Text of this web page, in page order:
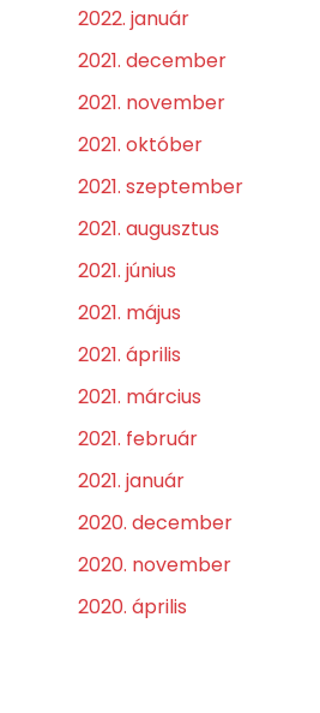
2022. január
2021. december
2021. november
2021. október
2021. szeptember
2021. augusztus
2021. június
2021. május
2021. április
2021. március
2021. február
2021. január
2020. december
2020. november
2020. április